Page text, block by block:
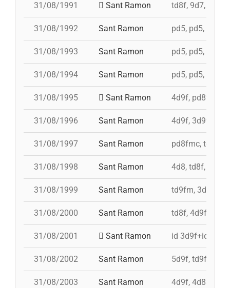
31/08/1991 Sant Ramon td8f, 9d7, 5d7,
31/08/1992 Sant Ramon pd5, pd5, pd5,
31/08/1993 Sant Ramon pd5, pd5, pd5,
31/08/1994 Sant Ramon pd5, pd5, pd5,
31/08/1995 Sant Ramon 4d9f, pd8fmc,
31/08/1996 Sant Ramon 4d9f, 3d9f,
31/08/1997 Sant Ramon pd8fmc, td8f,
31/08/1998 Sant Ramon 4d8, td8f,
31/08/1999 Sant Ramon td9fm, 3d9f,
31/08/2000 Sant Ramon td8f, 4d9f, 3d8,
31/08/2001 Sant Ramon id 3d9f+id
31/08/2002 Sant Ramon 5d9f, td9fm,
31/08/2003 Sant Ramon 4d9f, 4d8a,